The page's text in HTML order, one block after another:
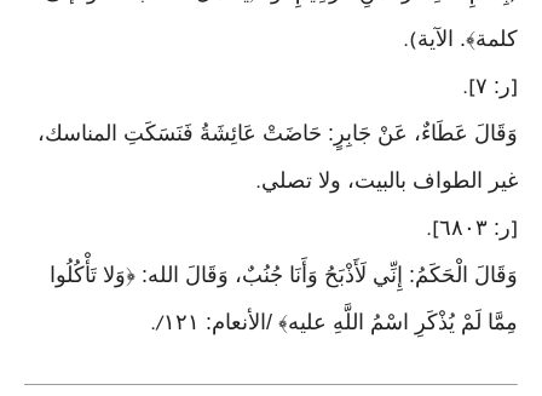
كلمة﴾. الآية).
[ر: ٧ ].
وَقَالَ عَطَاءٌ، عَنْ جَابِرٍ: حَاضَتْ عَائِشَةُ فَنَسَكَتِ المناسك،
غير الطواف بالبيت، ولا تصلي.
[ر: ٦٨٠٣ ].
وَقَالَ الْحَكَمُ: إِنِّي لَأَذْبَحُ وَأَنَا جُنُبٌ، وَقَالَ الله: ﴿وَلا تَأْكُلُوا
مِمَّا لَمْ يُذْكَرِ اسْمُ اللَّهِ عليه﴾ /الأنعام: ١٢١
/.